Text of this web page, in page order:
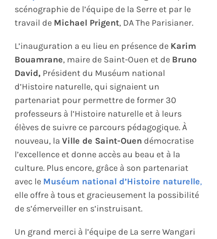
scénographie de l’équipe de la Serre et par le
travail de Michael Prigent, DA The Parisianer.
L’inauguration a eu lieu en présence de Karim
Bouamrane, maire de Saint-Ouen et de Bruno
David, Président du Muséum national
d’Histoire naturelle, qui signaient un
partenariat pour permettre de former 30
professeurs à l’Histoire naturelle et à leurs
élèves de suivre ce parcours pédagogique. À
nouveau, la Ville de Saint-Ouen démocratise
l’excellence et donne accès au beau et à la
culture. Plus encore, grâce à son partenariat
avec le Muséum national d’Histoire naturelle,
elle offre à tous et gracieusement la possibilité
de s’émerveiller en s’instruisant.
Un grand merci à l’équipe de La serre Wangari